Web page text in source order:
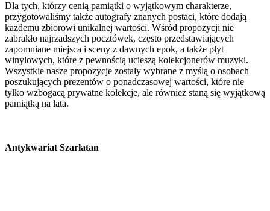
Dla tych, którzy cenią pamiątki o wyjątkowym charakterze,
przygotowaliśmy także autografy znanych postaci, które dodają
każdemu zbiorowi unikalnej wartości. Wśród propozycji nie
zabrakło najrzadszych pocztówek, często przedstawiających
zapomniane miejsca i sceny z dawnych epok, a także płyt
winylowych, które z pewnością ucieszą kolekcjonerów muzyki.
Wszystkie nasze propozycje zostały wybrane z myślą o osobach
poszukujących prezentów o ponadczasowej wartości, które nie
tylko wzbogacą prywatne kolekcje, ale również staną się wyjątkową
pamiątką na lata.
Antykwariat Szarlatan